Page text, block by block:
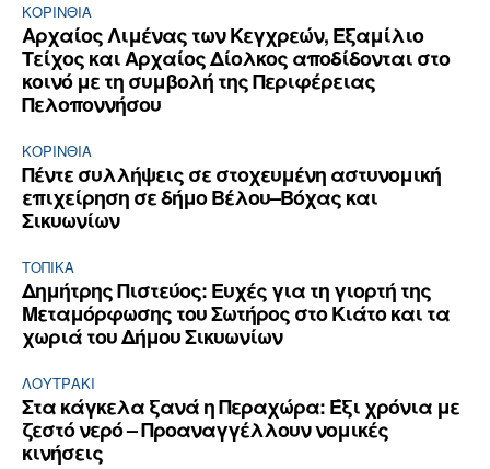
ΚΟΡΙΝΘΊΑ
Αρχαίος Λιμένας των Κεγχρεών, Εξαμίλιο
Τείχος και Aρχαίος Δίολκος αποδίδονται στο
κοινό με τη συμβολή της Περιφέρειας
Πελοποννήσου
ΚΟΡΙΝΘΊΑ
Πέντε συλλήψεις σε στοχευμένη αστυνομική
επιχείρηση σε δήμο Βέλου–Βόχας και
Σικυωνίων
ΤΟΠΙΚΑ
Δημήτρης Πιστεύος: Ευχές για τη γιορτή της
Μεταμόρφωσης του Σωτήρος στο Κιάτο και τα
χωριά του Δήμου Σικυωνίων
ΛΟΥΤΡΆΚΙ
Στα κάγκελα ξανά η Περαχώρα: Έξι χρόνια με
ζεστό νερό – Προαναγγέλλουν νομικές
κινήσεις